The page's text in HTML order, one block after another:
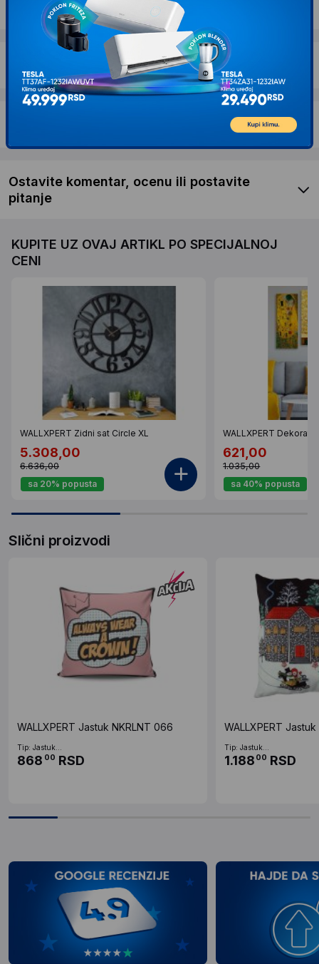
Dostava i povrat
Ostavite komentar, ocenu ili postavite
pitanje
KUPITE UZ OVAJ ARTIKL PO SPECIJALNOJ
CENI
WALLXPERT Zidni sat Circle XL
5.308,00
6.636,00
sa 20% popusta
WALLXPERT
621,00
1.035,00
sa 40% popusta
Slični proizvodi
WALLXPERT Jastuk NKRLNT 066
Tip: Jastuk...
868 00 RSD
WALLXPERT Jastuk
Tip: Jastuk...
1.188 00 RSD